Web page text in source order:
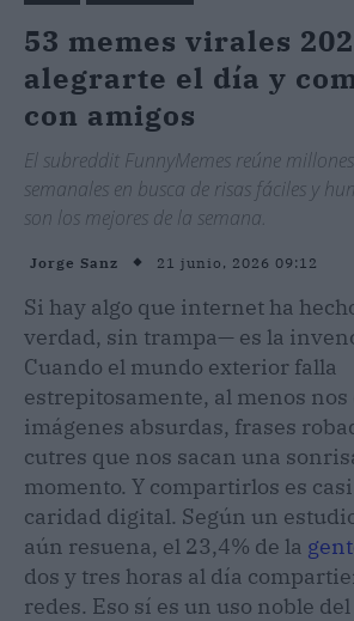
53 memes virales
alegrarte el día y
con amigos
El subreddit FunnyMemes reúne
semanales en busca de risas fáciles y
son los mejores de la semana.
Jorge Sanz 21 junio, 2026 09:12
Si hay algo que internet ha
verdad, sin trampa— es la
Cuando el mundo exterior falla
estrepitosamente, al menos nos
imágenes absurdas, frases
cutres que nos sacan una
momento. Y compartirlos es
caridad digital. Según un
aún resuena, el 23,4% de la
dos y tres horas al día
redes. Eso sí es un uso noble